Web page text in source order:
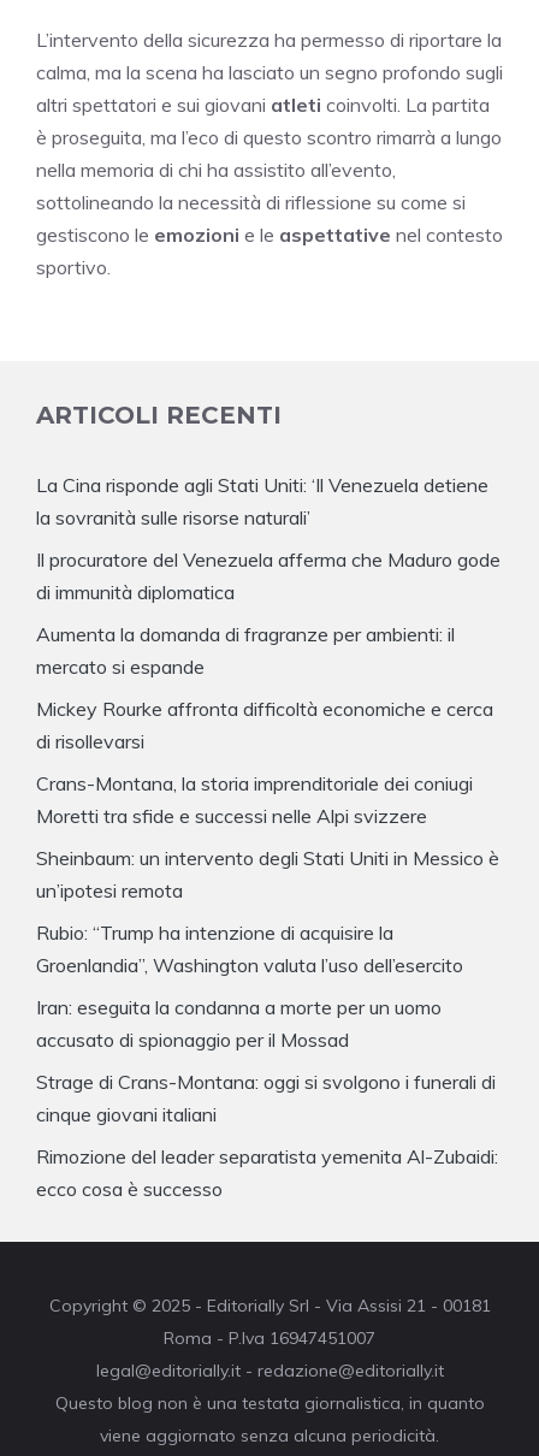
L’intervento della sicurezza ha permesso di riportare la
calma, ma la scena ha lasciato un segno profondo sugli
altri spettatori e sui giovani atleti coinvolti. La partita
è proseguita, ma l’eco di questo scontro rimarrà a lungo
nella memoria di chi ha assistito all’evento,
sottolineando la necessità di riflessione su come si
gestiscono le emozioni e le aspettative nel contesto
sportivo.
ARTICOLI RECENTI
La Cina risponde agli Stati Uniti: ‘Il Venezuela detiene
la sovranità sulle risorse naturali’
Il procuratore del Venezuela afferma che Maduro gode
di immunità diplomatica
Aumenta la domanda di fragranze per ambienti: il
mercato si espande
Mickey Rourke affronta difficoltà economiche e cerca
di risollevarsi
Crans-Montana, la storia imprenditoriale dei coniugi
Moretti tra sfide e successi nelle Alpi svizzere
Sheinbaum: un intervento degli Stati Uniti in Messico è
un’ipotesi remota
Rubio: “Trump ha intenzione di acquisire la
Groenlandia”, Washington valuta l’uso dell’esercito
Iran: eseguita la condanna a morte per un uomo
accusato di spionaggio per il Mossad
Strage di Crans-Montana: oggi si svolgono i funerali di
cinque giovani italiani
Rimozione del leader separatista yemenita Al-Zubaidi:
ecco cosa è successo
Copyright © 2025 - Editorially Srl - Via Assisi 21 - 00181
Roma - P.Iva 16947451007
legal@editorially.it - redazione@editorially.it
Questo blog non è una testata giornalistica, in quanto
viene aggiornato senza alcuna periodicità.